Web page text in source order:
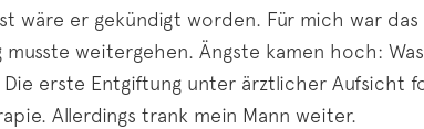
wäre er gekündigt worden. Für mich war das
musste weitergehen. Ängste kamen hoch:
erste Entgiftung unter ärztlicher Aufsicht
Allerdings trank mein Mann weiter.